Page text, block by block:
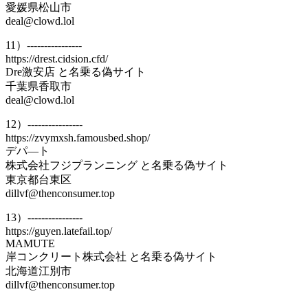
愛媛県松山市
deal@clowd.lol
11）----------------
https://drest.cidsion.cfd/
Dre激安店 と名乗る偽サイト
千葉県香取市
deal@clowd.lol
12）----------------
https://zvymxsh.famousbed.shop/
デパ―ト
株式会社フジプランニング と名乗る偽サイト
東京都台東区
dillvf@thenconsumer.top
13）----------------
https://guyen.latefail.top/
MAMUTE
岸コンクリート株式会社 と名乗る偽サイト
北海道江別市
dillvf@thenconsumer.top